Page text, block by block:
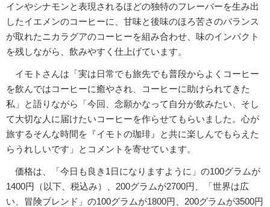
インやシナモンと表現されるほどの独特のフレーバーを生み出
したイエメンのコーヒーに、甘味と後味のほろ苦さのバランス
が取れたニカラグアのコーヒーを組み合わせ、味のインパクト
を残しながら、飲みやすく仕上げています。
イモトさんは「実は日常でも旅先でも普段からよくコーヒー
を飲んではコーヒーに癒やされ、コーヒーに助けられてきた
私」と語りながら「今回、念願かなって自分が飲みたい、そし
て大切な人に届けたいコーヒーを作らせてもらいました。心が
旅するそんな時間を『イモトの珈琲』と共に楽しんでもらえた
らうれしいです」とコメントを寄せています。
価格は、「今日も良き1日になりますように」の100グラムが
1400円（以下、税込み）、200グラムが2700円、「世界は広
い、冒険ブレンド」の100グラムが1800円、200グラムが3500円